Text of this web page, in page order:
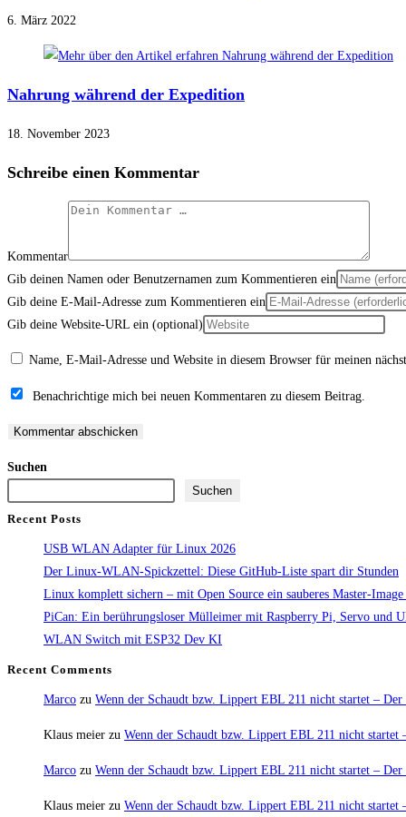
6. März 2022
Nahrung während der Expedition
18. November 2023
Schreibe einen Kommentar
Kommentar
Gib deinen Namen oder Benutzernamen zum Kommentieren ein
Gib deine E-Mail-Adresse zum Kommentieren ein
Gib deine Website-URL ein (optional)
Name, E-Mail-Adresse und Website in diesem Browser für meinen
Benachrichtige mich bei neuen Kommentaren zu diesem Beitrag.
Suchen
Suchen
Recent Posts
USB WLAN Adapter für Linux 2026
Der Linux-WLAN-Spickzettel: Diese GitHub-Liste spart dir Stunden
Linux komplett sichern – mit Open Source ein sauberes Master-
PiCan: Ein berührungsloser Mülleimer mit Raspberry Pi, Servo und
WLAN Switch mit ESP32 Dev KI
Recent Comments
Marco zu Wenn der Schaudt bzw. Lippert EBL 211 nicht startet –
Klaus meier zu Wenn der Schaudt bzw. Lippert EBL 211 nicht
Marco zu Wenn der Schaudt bzw. Lippert EBL 211 nicht startet –
Klaus meier zu Wenn der Schaudt bzw. Lippert EBL 211 nicht